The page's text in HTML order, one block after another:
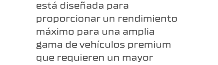
está diseñada para
proporcionar un rendimiento
máximo para una amplia
gama de vehículos premium
que requieren un mayor